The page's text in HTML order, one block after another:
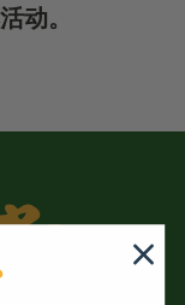
动。